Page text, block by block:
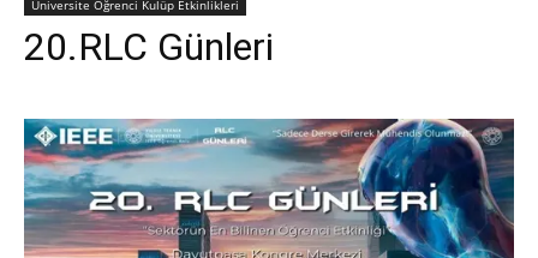
Üniversite Öğrenci Kulüp Etkinlikleri
20.RLC Günleri